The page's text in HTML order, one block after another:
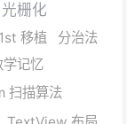
光栅化
移植
分治法
学记忆
扫描算法